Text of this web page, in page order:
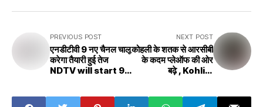
PREVIOUS POST
एनडीटीवी 9 नए चैनल चालू
करेगा तैयारी हुई तेज
NDTV will start 9
NEXT POST
कोहली के शतक से आरसीबी
के कदम प्लेऑफ की ओर
बढ़े , Kohli's